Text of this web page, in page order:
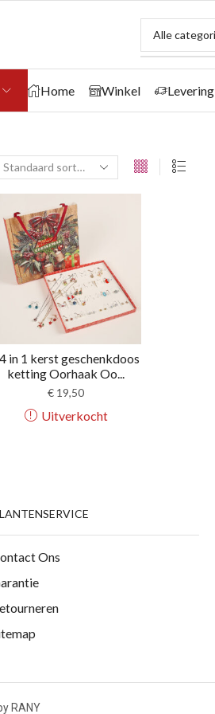
Home Winkel Levering
in 1 kerst geschenkdoos
ketting Oorhaak Oo...
€ 19,50
Uitverkocht
Ons
RANY